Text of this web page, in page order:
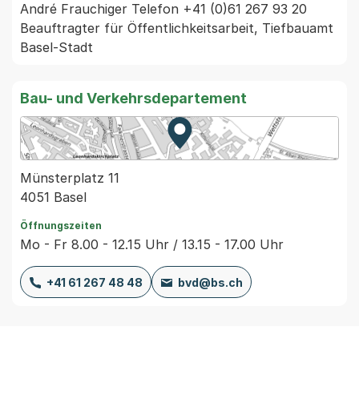
André Frauchiger Telefon +41 (0)61 267 93 20
Beauftragter für Öffentlichkeitsarbeit, Tiefbauamt
Basel-Stadt
Bau- und Verkehrsdepartement
Zur Karte von MapBS.
Externer Link, wird in einem
Münsterplatz 11
4051 Basel
Öffnungszeiten
Mo - Fr 8.00 - 12.15 Uhr / 13.15 - 17.00 Uhr
+41 61 267 48 48 bvd@bs.ch